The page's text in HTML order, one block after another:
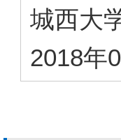
城西大
2018年